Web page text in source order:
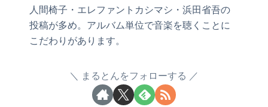
人間椅子・エレファントカシマシ・浜田省吾の
投稿が多め。アルバム単位で音楽を聴くことに
こだわりがあります。
まるとんをフォローする